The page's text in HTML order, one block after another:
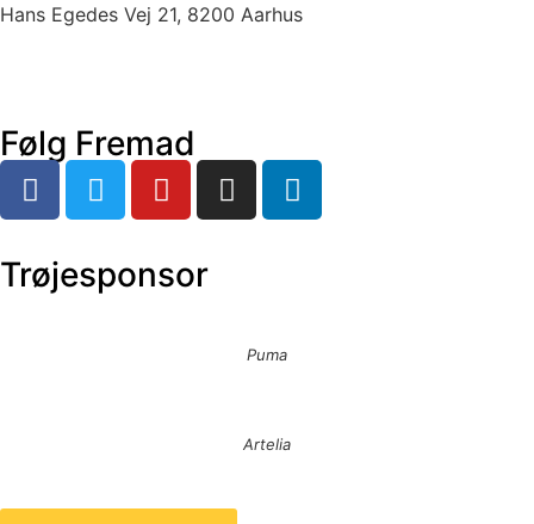
Hans Egedes Vej 21, 8200 Aarhus
Følg Fremad
Trøjesponsor
Puma
Artelia